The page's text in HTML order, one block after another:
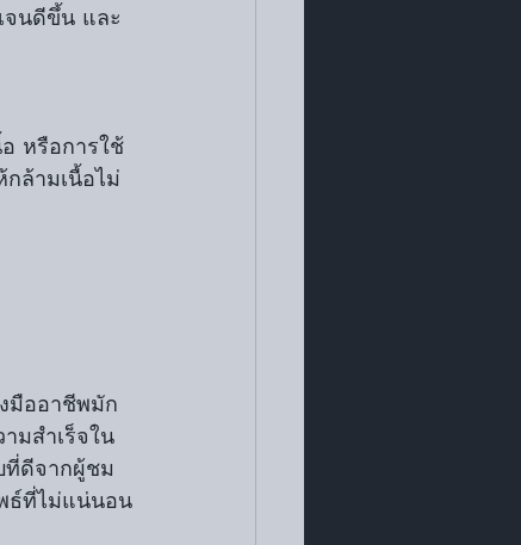
จนดีขึ้น และ
หรือการใช้
ล้ามเนื้อไม่
มืออาชีพมัก
มสำเร็จใน
ที่ดีจากผู้ชม
ธ์ที่ไม่แน่นอน